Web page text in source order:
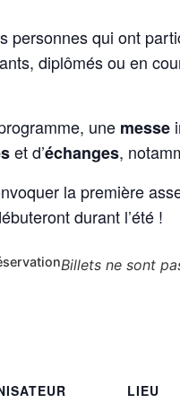
personnes qui ont
diplômés ou en
une messe
et d’échanges,
la première
durant l’été !
Billets ne sont
LIEU